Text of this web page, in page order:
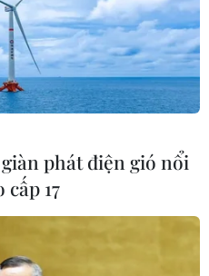
hệ sinh
tự chủ
phát điện gió nổi
17